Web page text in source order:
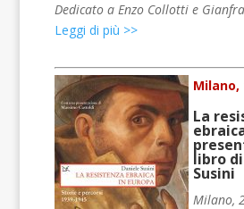
Dedicato a Enzo Collotti e
Leggi di più >>
Milano,
La
libro
Susini
Milano,